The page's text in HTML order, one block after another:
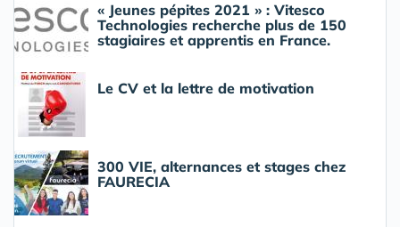
« Jeunes pépites 2021 » : Vitesco
Technologies recherche plus de 150
stagiaires et apprentis en France.
Le CV et la lettre de motivation
300 VIE, alternances et stages chez
FAURECIA